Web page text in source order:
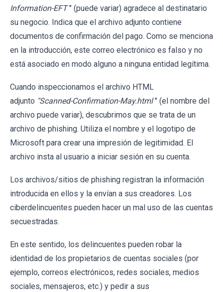
Information-EFT " (puede variar) agradece al destinatario
su negocio. Indica que el archivo adjunto contiene
documentos de confirmación del pago. Como se menciona
en la introducción, este correo electrónico es falso y no
está asociado en modo alguno a ninguna entidad legítima.
Cuando inspeccionamos el archivo HTML
adjunto "Scanned-Confirmation-May.html " (el nombre del
archivo puede variar), descubrimos que se trata de un
archivo de phishing. Utiliza el nombre y el logotipo de
Microsoft para crear una impresión de legitimidad. El
archivo insta al usuario a iniciar sesión en su cuenta.
Los archivos/sitios de phishing registran la información
introducida en ellos y la envían a sus creadores. Los
ciberdelincuentes pueden hacer un mal uso de las cuentas
secuestradas.
En este sentido, los delincuentes pueden robar la
identidad de los propietarios de cuentas sociales (por
ejemplo, correos electrónicos, redes sociales, medios
sociales, mensajeros, etc.) y pedir a sus